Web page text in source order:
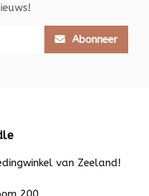
Abonneer
van Zeeland!